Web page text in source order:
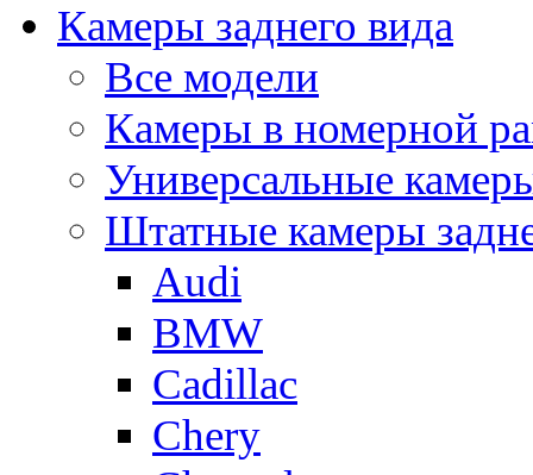
Камеры заднего вида
Все модели
Камеры в номерной
Универсальные
Штатные камеры
Audi
BMW
Cadillac
Chery